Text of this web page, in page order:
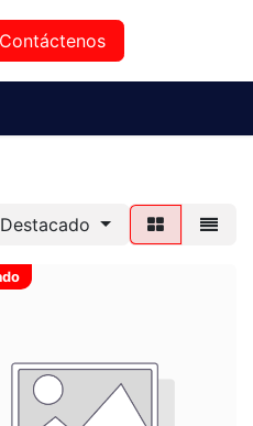
Contáctenos
Destacado